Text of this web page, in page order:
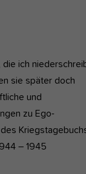
die ich
sie später doch
und
zu Ego-
– 1945